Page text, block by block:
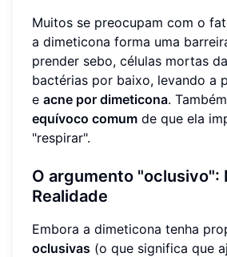
Muitos se preocupam com o
a dimeticona forma uma
prender sebo, células mortas
bactérias por baixo, levando a
e acne por dimeticona.
equívoco comum de que ela
"respirar".
O argumento "oclusivo":
Realidade
Embora a dimeticona tenha
oclusivas (o que significa que